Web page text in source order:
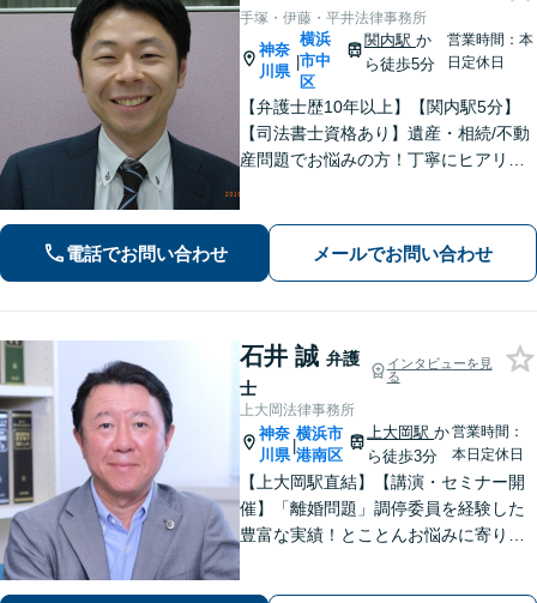
手塚・伊藤・平井法律事務所
神奈
川県
|
横浜
市中
区
関内駅 か
ら徒歩5分
営業時間：本
日定休日
【弁護士歴10年以上】【関内駅5分】
【司法書士資格あり】遺産・相続/不動
産問題でお悩みの方！丁寧にヒアリン
【夜間/休日対応可能】
電話でお問い合わせ メールでお問い合わせ
石井 誠 弁護
士
インタビューを見
る
上大岡法律事務所
神奈
川県
|
横浜市
港南区
上大岡駅か
ら徒歩3分
営業時間：
本日定休日
【上大岡駅直結】【講演・セミナー開
催】「離婚問題」調停委員を経験した
豊富な実績！とことんお悩みに寄り添